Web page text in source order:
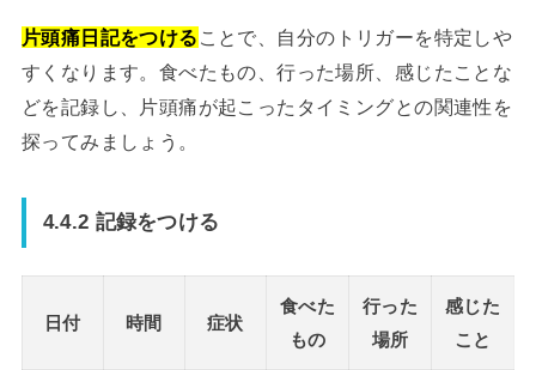
片頭痛日記をつける ことで、自分のトリガーを特定しや
すくなります。食べたもの、行った場所、感じたことな
どを記録し、片頭痛が起こったタイミングとの関連性を
探ってみましょう。
4.4.2 記録をつける
日付 時間 症状
食べた
もの
行った
場所
感じた
こと